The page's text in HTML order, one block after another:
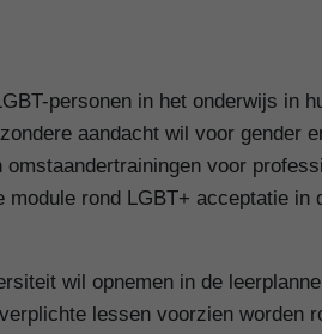
personen in het onderwijs in
aandacht wil voor gender
voor
rond LGBT+ acceptatie in
wil opnemen in de
lessen voorzien worden